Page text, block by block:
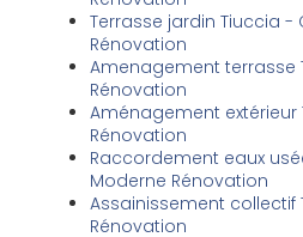
Terrasse jardin Tiuccia -
Rénovation
Amenagement terrasse
Rénovation
Aménagement
Rénovation
Raccordement eaux
Moderne Rénovation
Assainissement collectif
Rénovation